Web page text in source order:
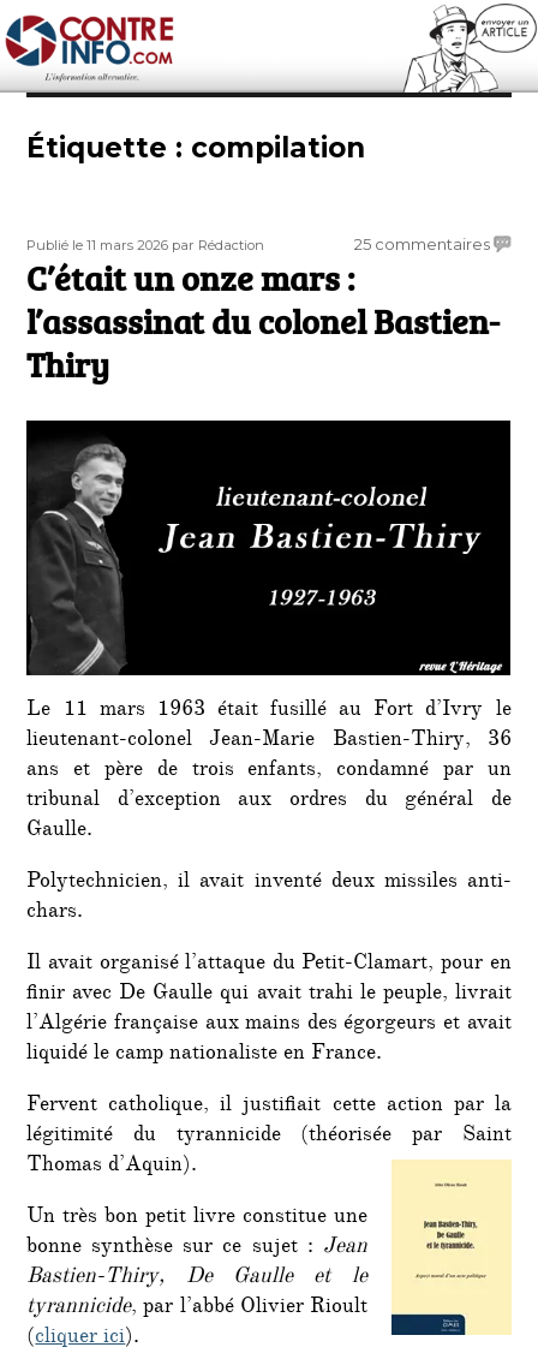
Contre-Info
Étiquette : compilation
Publié
le
Publié le 11 mars 2026 Auteur
par Rédaction 25 commentairessur
onze
du
C’était un onze mars :
l’assassinat du colonel Bastien-
Thiry
Le 11 mars 1963 était fusillé au Fort d’Ivry le
lieutenant-colonel Jean-Marie Bastien-Thiry, 36
ans et père de trois enfants, condamné par un
tribunal d’exception aux ordres du général de
Gaulle.
Polytechnicien, il avait inventé deux missiles anti-
chars.
Il avait organisé l’attaque du Petit-Clamart, pour en
finir avec De Gaulle qui avait trahi le peuple, livrait
l’Algérie française aux mains des égorgeurs et avait
liquidé le camp nationaliste en France.
Fervent catholique, il justifiait cette action par la
légitimité du tyrannicide (théorisée par Saint
Thomas d’Aquin).
Un très bon petit livre constitue une
bonne synthèse sur ce sujet : Jean
Bastien-Thiry, De Gaulle et le
tyrannicide, par l’abbé Olivier Rioult
(cliquer ici).